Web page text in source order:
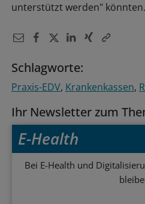
unterstützt werden" könnten.
Schlagworte:
Praxis-EDV Krankenkassen
Ihr Newsletter zum
E-Health
Bei E-Health und